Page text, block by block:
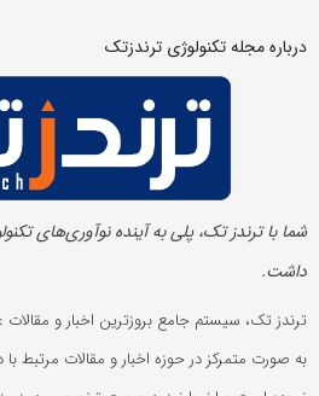
درباره مجله تکنولوژی ترندزتک
شما با ترندز تک، پلی به آینده‌ نوآوری‌های
داشت.
به صورت متمرکز در حوزه اخبار و مقالات مرتبط با